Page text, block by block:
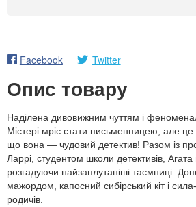
Facebook Twitter
Опис товару
Наділена дивовижним чуттям і
Містері мріє стати письменницею, але
що вона — чудовий детектив! Разом із
Ларрі, студентом школи детективів, Агата
розгадуючи найзаплутаніші таємниці.
мажордом, капосний сибірський кіт і
родичів.